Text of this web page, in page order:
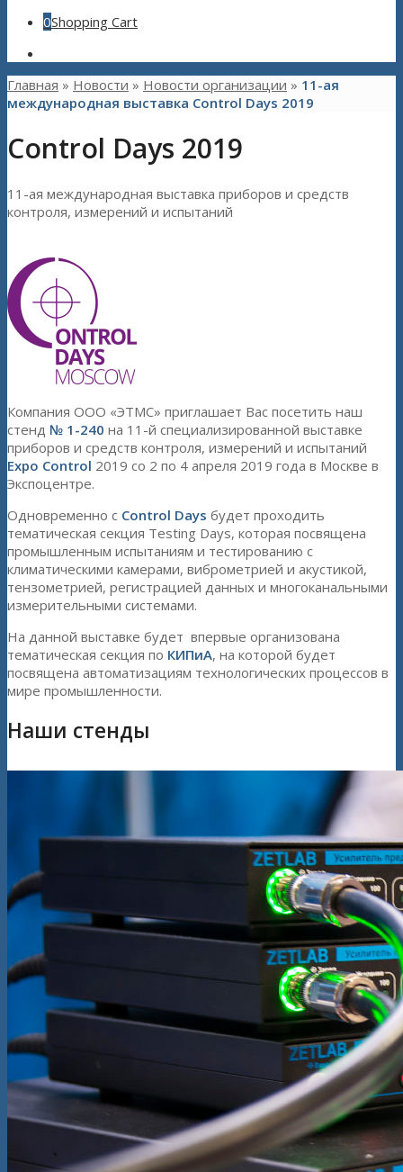
0Shopping Cart
Главная » Новости » Новости организации » 11-ая
международная выставка Control Days 2019
Control Days 2019
11-ая международная выставка приборов и средств
контроля, измерений и испытаний
Компания ООО «ЭТМС» приглашает Вас посетить наш
стенд № 1-240 на 11-й специализированной выставке
приборов и средств контроля, измерений и испытаний
Expo Control 2019 со 2 по 4 апреля 2019 года в Москве в
Экспоцентре.
Одновременно с Control Days будет проходить
тематическая секция Testing Days, которая посвящена
промышленным испытаниям и тестированию с
климатическими камерами, виброметрией и акустикой,
тензометрией, регистрацией данных и многоканальными
измерительными системами.
На данной выставке будет впервые организована
тематическая секция по КИПиА, на которой будет
посвящена автоматизациям технологических процессов в
мире промышленности.
Наши стенды